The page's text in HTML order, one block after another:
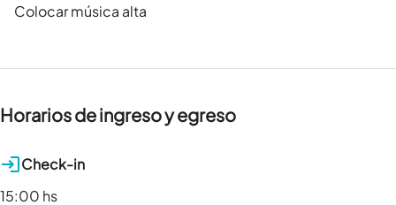
Colocar música alta
Horarios de ingreso y egreso
Check-in
15:00 hs